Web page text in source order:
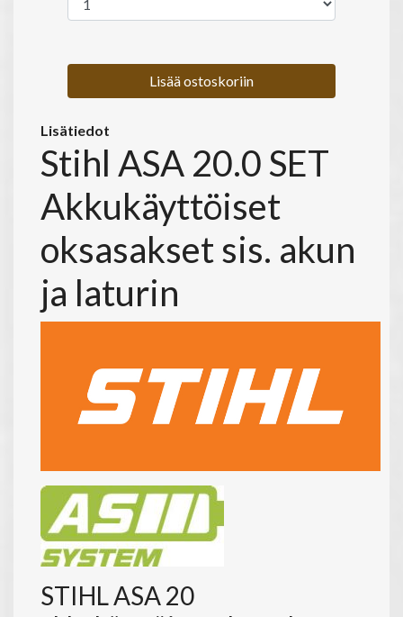
Lisää ostoskoriin
Lisätiedot
Stihl ASA 20.0 SET
Akkukäyttöiset
oksasakset sis. akun
ja laturin
STIHL ASA 20